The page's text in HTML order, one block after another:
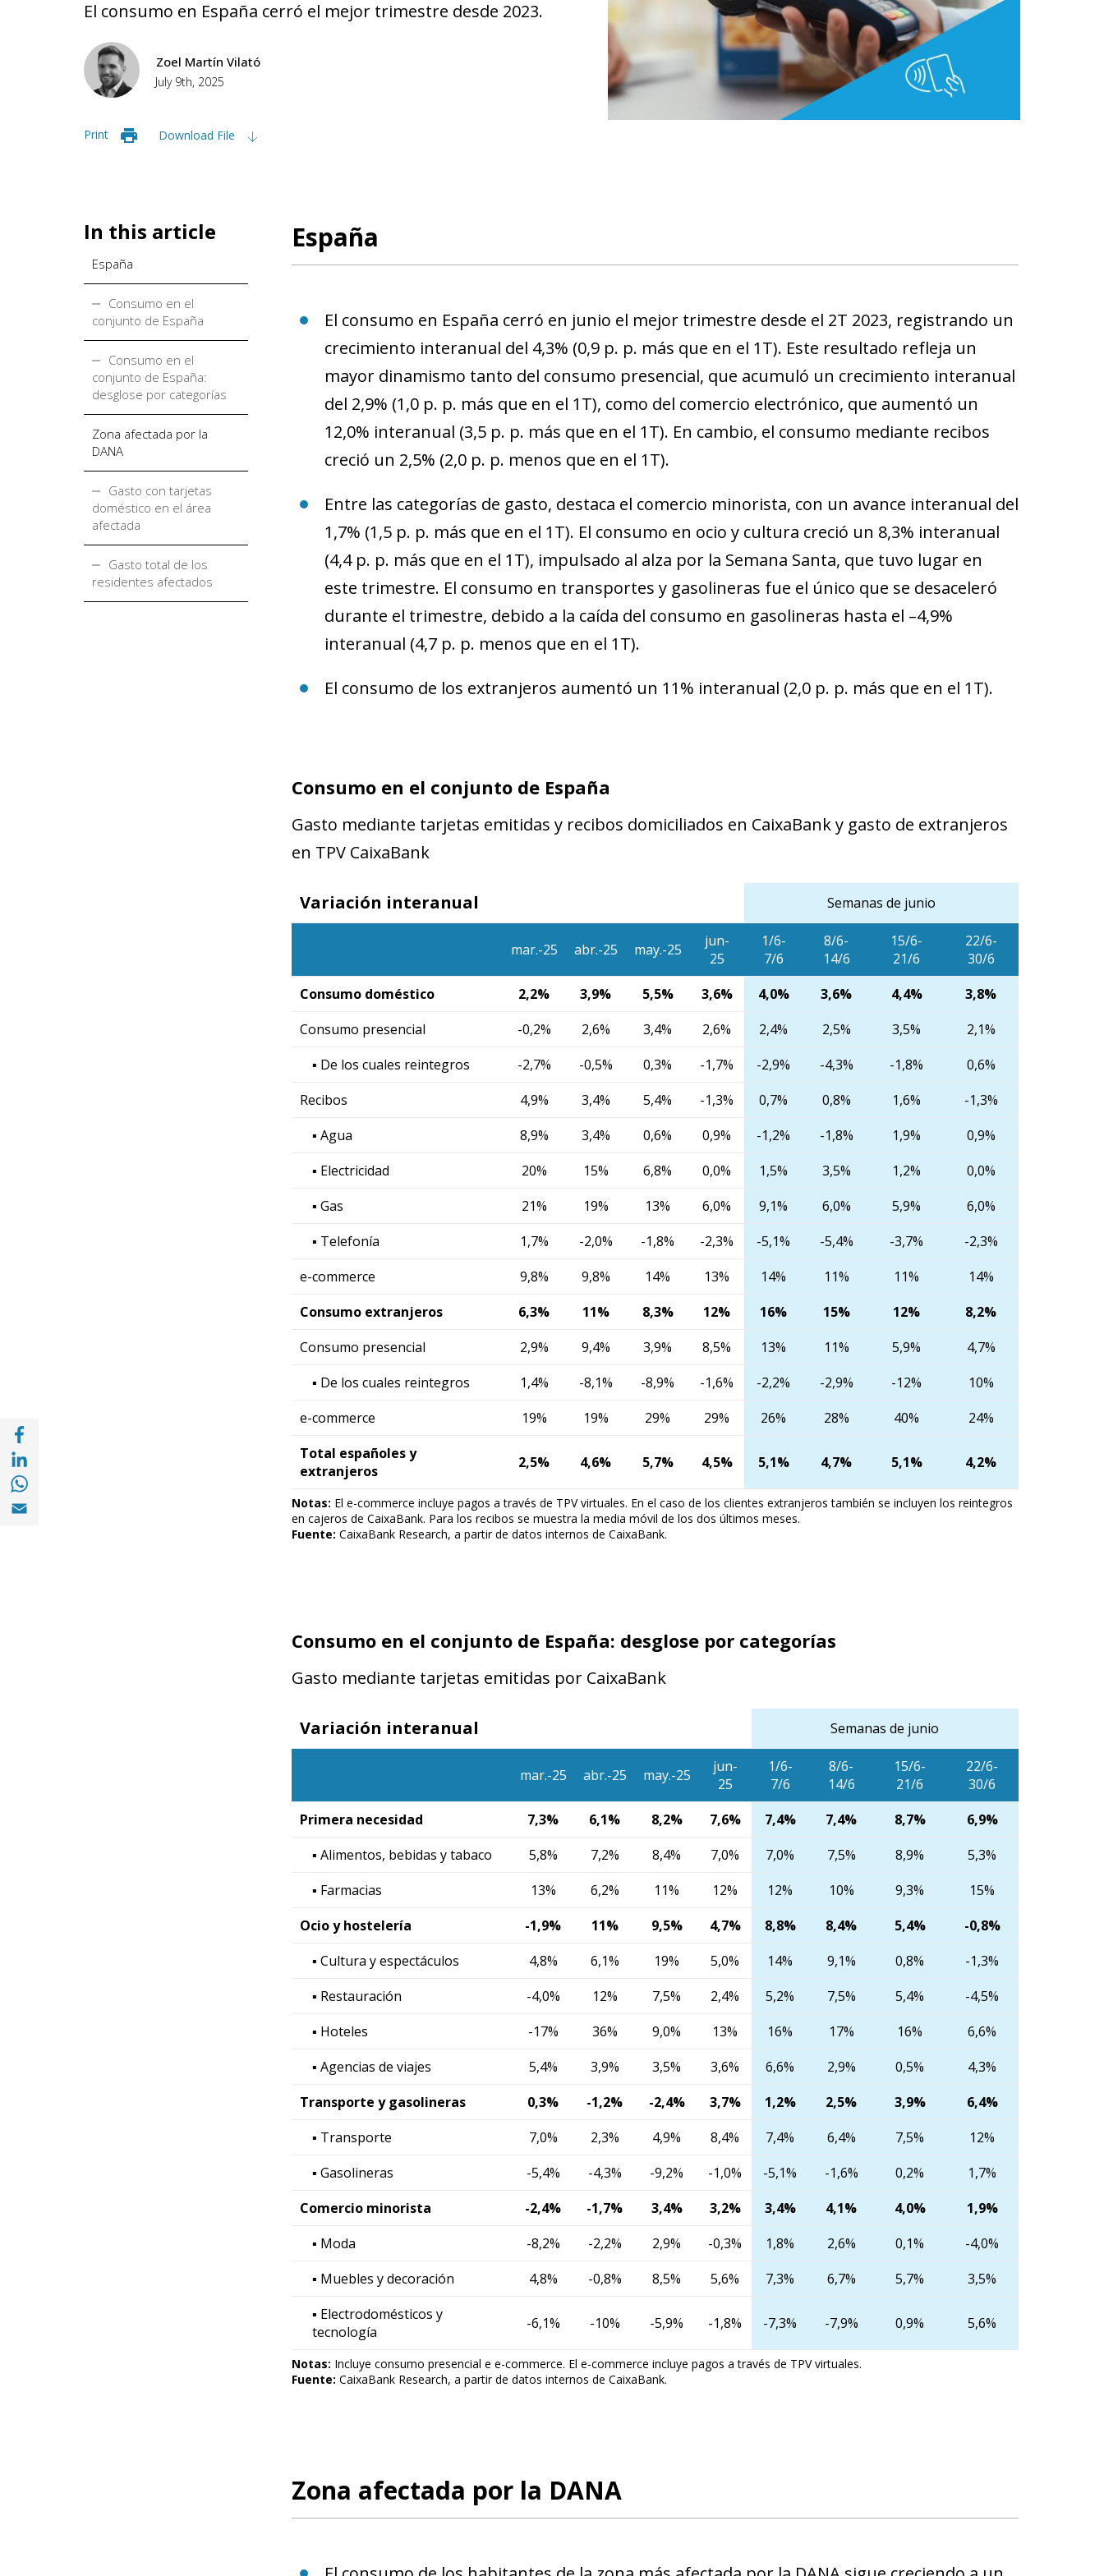
El consumo en España cerró el mejor trimestre desde 2023.
Zoel Martín Vilató
July 9th, 2025
Print Download File
Share with Facebook (opens in a new window)
Share with with Linkedin (opens in a new window)
Share with with Whatsapp (opens in a new window)
Share with Email (opens in a new window)
In this article
España
Consumo en el
conjunto de España
Consumo en el
conjunto de España:
desglose por categorías
Zona afectada por la
DANA
Gasto con tarjetas
doméstico en el área
afectada
Gasto total de los
residentes afectados
España
El consumo en España cerró en junio el mejor trimestre desde el 2T 2023, registrando un
crecimiento interanual del 4,3% (0,9 p. p. más que en el 1T). Este resultado refleja un
mayor dinamismo tanto del consumo presencial, que acumuló un crecimiento interanual
del 2,9% (1,0 p. p. más que en el 1T), como del comercio electrónico, que aumentó un
12,0% interanual (3,5 p. p. más que en el 1T). En cambio, el consumo mediante recibos
creció un 2,5% (2,0 p. p. menos que en el 1T).
Entre las categorías de gasto, destaca el comercio minorista, con un avance interanual del
1,7% (1,5 p. p. más que en el 1T). El consumo en ocio y cultura creció un 8,3% interanual
(4,4 p. p. más que en el 1T), impulsado al alza por la Semana Santa, que tuvo lugar en
este trimestre. El consumo en transportes y gasolineras fue el único que se desaceleró
durante el trimestre, debido a la caída del consumo en gasolineras hasta el –4,9%
interanual (4,7 p. p. menos que en el 1T).
El consumo de los extranjeros aumentó un 11% interanual (2,0 p. p. más que en el 1T).
Consumo en el conjunto de España
Gasto mediante tarjetas emitidas y recibos domiciliados en CaixaBank y gasto de extranjeros
en TPV CaixaBank
Variación interanual Semanas de junio
mar.-25 abr.-25 may.-25
jun-
25
1/6-
7/6
8/6-
14/6
15/6-
21/6
22/6-
30/6
Consumo doméstico
2,2% 3,9% 5,5% 3,6% 4,0% 3,6% 4,4%
3,8%
Consumo presencial
-0,2% 2,6% 3,4% 2,6% 2,4% 2,5% 3,5%
2,1%
▪ De los cuales reintegros
-2,7% -0,5% 0,3% -1,7% -2,9% -4,3% -1,8%
0,6%
Recibos
4,9% 3,4% 5,4% -1,3% 0,7% 0,8% 1,6%
-1,3%
▪ Agua
8,9% 3,4% 0,6% 0,9% -1,2% -1,8% 1,9%
0,9%
▪ Electricidad
20% 15% 6,8% 0,0% 1,5% 3,5% 1,2%
0,0%
▪ Gas
21% 19% 13% 6,0% 9,1% 6,0% 5,9%
6,0%
▪ Telefonía
1,7% -2,0% -1,8% -2,3% -5,1% -5,4% -3,7%
-2,3%
e-commerce
9,8% 9,8% 14% 13% 14% 11% 11%
14%
Consumo extranjeros
6,3% 11% 8,3% 12% 16% 15% 12%
8,2%
Consumo presencial
2,9% 9,4% 3,9% 8,5% 13% 11% 5,9%
4,7%
▪ De los cuales reintegros
1,4% -8,1% -8,9% -1,6% -2,2% -2,9% -12%
10%
e-commerce
19% 19% 29% 29% 26% 28% 40%
24%
Total españoles y
extranjeros
2,5% 4,6% 5,7% 4,5% 5,1% 4,7% 5,1% 4,2%
Notas: El e-commerce incluye pagos a través de TPV virtuales. En el caso de los clientes extranjeros también se incluyen los reintegros
en cajeros de CaixaBank. Para los recibos se muestra la media móvil de los dos últimos meses.
Fuente: CaixaBank Research, a partir de datos internos de CaixaBank.
Consumo en el conjunto de España: desglose por categorías
Gasto mediante tarjetas emitidas por CaixaBank
Variación interanual Semanas de junio
mar.-25 abr.-25 may.-25
jun-
25
1/6-
7/6
8/6-
14/6
15/6-
21/6
22/6-
30/6
Primera necesidad
7,3% 6,1% 8,2% 7,6% 7,4% 7,4% 8,7%
6,9%
▪ Alimentos, bebidas y tabaco
5,8% 7,2% 8,4% 7,0% 7,0% 7,5% 8,9%
5,3%
▪ Farmacias
13% 6,2% 11% 12% 12% 10% 9,3%
15%
Ocio y hostelería
-1,9% 11% 9,5% 4,7% 8,8% 8,4% 5,4%
-0,8%
▪ Cultura y espectáculos
4,8% 6,1% 19% 5,0% 14% 9,1% 0,8%
-1,3%
▪ Restauración
-4,0% 12% 7,5% 2,4% 5,2% 7,5% 5,4%
-4,5%
▪ Hoteles
-17% 36% 9,0% 13% 16% 17% 16%
6,6%
▪ Agencias de viajes
5,4% 3,9% 3,5% 3,6% 6,6% 2,9% 0,5%
4,3%
Transporte y gasolineras
0,3% -1,2% -2,4% 3,7% 1,2% 2,5% 3,9%
6,4%
▪ Transporte
7,0% 2,3% 4,9% 8,4% 7,4% 6,4% 7,5%
12%
▪ Gasolineras
-5,4% -4,3% -9,2% -1,0% -5,1% -1,6% 0,2%
1,7%
Comercio minorista
-2,4% -1,7% 3,4% 3,2% 3,4% 4,1% 4,0%
1,9%
▪ Moda
-8,2% -2,2% 2,9% -0,3% 1,8% 2,6% 0,1%
-4,0%
▪ Muebles y decoración
4,8% -0,8% 8,5% 5,6% 7,3% 6,7% 5,7%
3,5%
▪ Electrodomésticos y
tecnología
-6,1% -10% -5,9% -1,8% -7,3% -7,9% 0,9% 5,6%
Notas: Incluye consumo presencial e e-commerce. El e-commerce incluye pagos a través de TPV virtuales.
Fuente: CaixaBank Research, a partir de datos internos de CaixaBank.
Zona afectada por la DANA